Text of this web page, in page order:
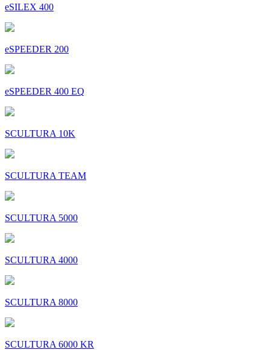
eSILEX 400
eSPEEDER 200
eSPEEDER 400 EQ
SCULTURA 10K
SCULTURA TEAM
SCULTURA 5000
SCULTURA 4000
SCULTURA 8000
SCULTURA 6000 KR